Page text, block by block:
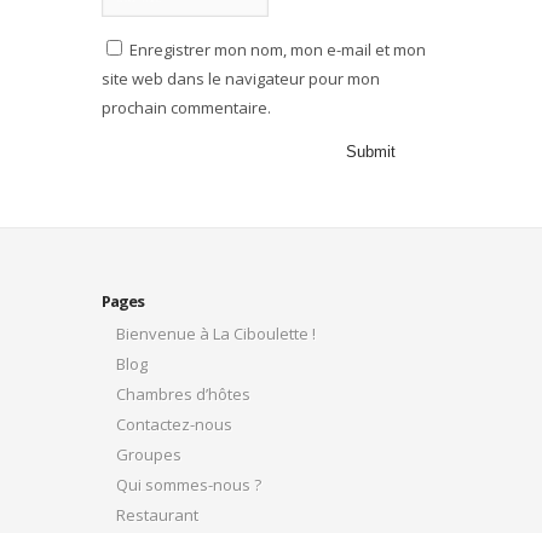
Enregistrer mon nom, mon e-mail et mon
site web dans le navigateur pour mon
prochain commentaire.
Pages
Bienvenue à La Ciboulette !
Blog
Chambres d’hôtes
Contactez-nous
Groupes
Qui sommes-nous ?
Restaurant